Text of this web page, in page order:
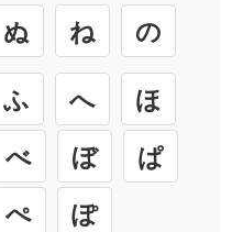
ぬ ね の
ふ へ
ほ
べ ぼ
ぱ
ぺ ぽ